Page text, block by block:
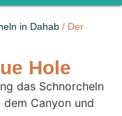
in Dahab / Der
Hole
das Schnorcheln
Canyon und